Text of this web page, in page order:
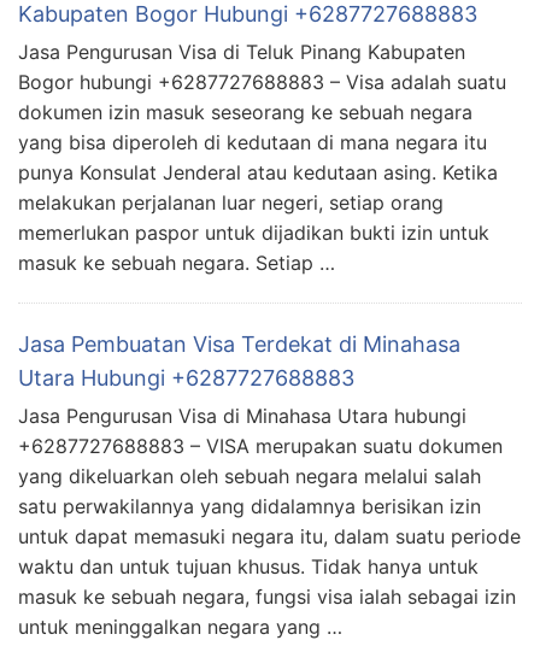
Kabupaten Bogor Hubungi +6287727688883
Jasa Pengurusan Visa di Teluk Pinang Kabupaten
Bogor hubungi +6287727688883 – Visa adalah suatu
dokumen izin masuk seseorang ke sebuah negara
yang bisa diperoleh di kedutaan di mana negara itu
punya Konsulat Jenderal atau kedutaan asing. Ketika
melakukan perjalanan luar negeri, setiap orang
memerlukan paspor untuk dijadikan bukti izin untuk
masuk ke sebuah negara. Setiap …
Jasa Pembuatan Visa Terdekat di Minahasa
Utara Hubungi +6287727688883
Jasa Pengurusan Visa di Minahasa Utara hubungi
+6287727688883 – VISA merupakan suatu dokumen
yang dikeluarkan oleh sebuah negara melalui salah
satu perwakilannya yang didalamnya berisikan izin
untuk dapat memasuki negara itu, dalam suatu periode
waktu dan untuk tujuan khusus. Tidak hanya untuk
masuk ke sebuah negara, fungsi visa ialah sebagai izin
untuk meninggalkan negara yang …